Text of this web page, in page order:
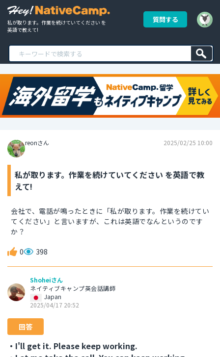
私が取ります。作業を続けていてください を
英語で教えて!
質問する
reonさん 2025/02/25 10:00
私が取ります。作業を続けていてください を英語で教
えて!
会社で、電話が鳴ったときに「私が取ります。作業を続けてい
てください」と言いますが、これは英語でなんというのです
か？
0 398
Shoheiさん
ネイティブキャンプ英会話講師
Japan
2025/04/17 20:52
回答
・I'll get it. Please keep working.